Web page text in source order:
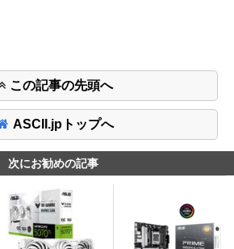
この記事の先頭へ
ASCII.jpトップへ
次にお勧めの記事